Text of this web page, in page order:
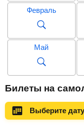
Февраль
Май
Ноябрь
Билеты на
Выберите дату